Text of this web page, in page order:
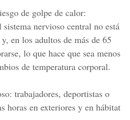
de golpe de calor:
nervioso central no está
en los adultos de más de 65
lo que hace que sea menos
de temperatura corporal.
: trabajadores, deportistas o
horas en exteriores y en hábitat